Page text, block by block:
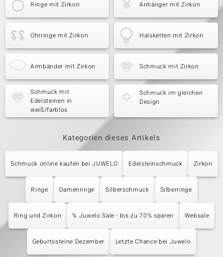
Ringe mit Zirkon Anhänger mit Zirkon
Ohrringe mit Zirkon Halsketten mit Zirkon
Armbänder mit Zirkon Schmuck mit Zirkon
Schmuck mit
Edelsteinen in
weiß/farblos
Schmuck im gleichen
Design
Kategorien dieses Artikels
Schmuck online kaufen bei JUWELO Edelsteinschmuck Zirkon
Ringe Damenringe Silberschmuck Silberringe
Ring und Zirkon % Juwelo Sale - bis zu 70% sparen Websale
Geburtssteine Dezember Letzte Chance bei Juwelo